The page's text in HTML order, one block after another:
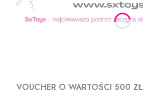
VOUCHER O WARTOŚCI 500 ZŁ